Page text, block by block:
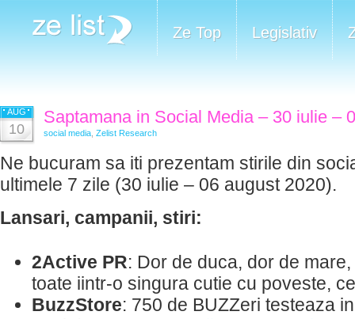
Ze Top Legislativ
AUG
10
Saptamana in Social Media – 30 iulie –
social media Zelist Research
Ne bucuram sa iti prezentam stirile din
ultimele 7 zile (30 iulie – 06 august 2020).
Lansari, campanii, stiri:
2Active PR: Dor de duca, dor de
toate iintr-o singura cutie cu poveste,
BuzzStore: 750 de BUZZeri testeaza